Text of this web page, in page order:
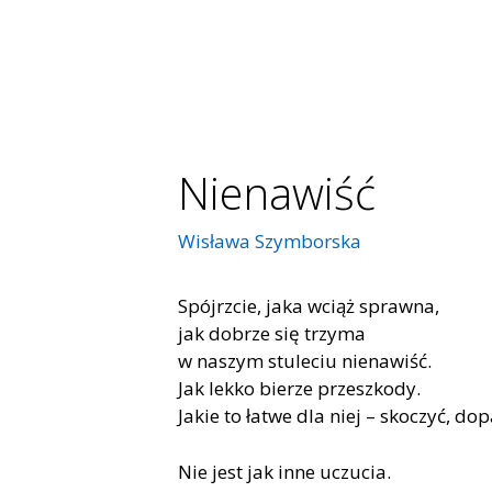
Nienawiść
Wisława Szymborska
Spójrzcie, jaka wciąż sprawna,
jak dobrze się trzyma
w naszym stuleciu nienawiść.
Jak lekko bierze przeszkody.
Jakie to łatwe dla niej – skoczyć,
Nie jest jak inne uczucia.